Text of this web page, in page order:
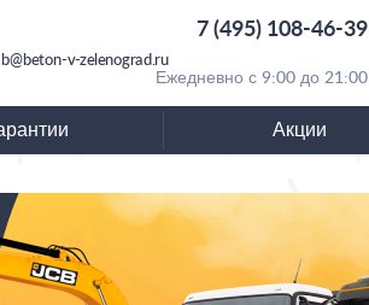
7 (495) 108-46-39
v-zelenograd.ru
Ежедневно с 9:00 до 21:00
Акции